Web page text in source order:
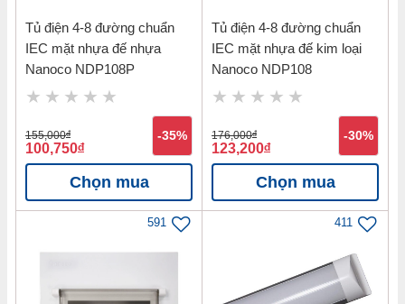
Tủ điện 4-8 đường chuẩn
IEC mặt nhựa đế nhựa
Nanoco NDP108P
155,000đ
100,750đ
-35%
Chọn mua
Tủ điện 4-8 đường chuẩn
IEC mặt nhựa đế kim loại
Nanoco NDP108
176,000đ
123,200đ
-30%
Chọn mua
591 411